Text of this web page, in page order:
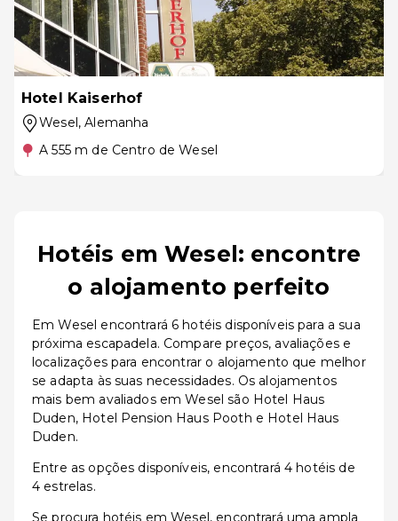
Hotel Kaiserhof
Wesel, Alemanha
A 555 m de Centro de Wesel
Hotéis em Wesel: encontre
o alojamento perfeito
Em Wesel encontrará 6 hotéis disponíveis para a sua
próxima escapadela. Compare preços, avaliações e
localizações para encontrar o alojamento que melhor
se adapta às suas necessidades. Os alojamentos
mais bem avaliados em Wesel são Hotel Haus
Duden, Hotel Pension Haus Pooth e Hotel Haus
Duden.
Entre as opções disponíveis, encontrará 4 hotéis de
4 estrelas.
Se procura hotéis em Wesel, encontrará uma ampla